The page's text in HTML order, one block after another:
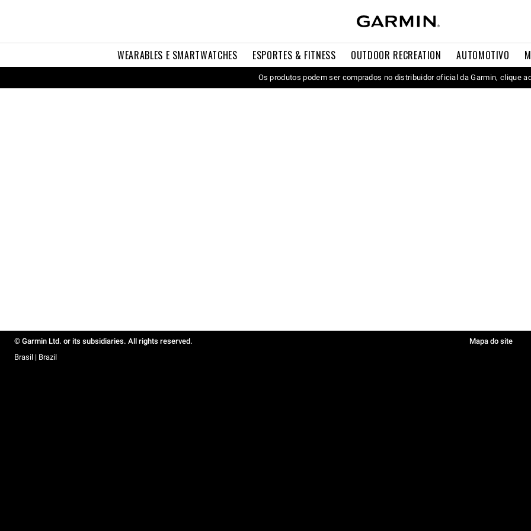
WEARABLES E SMARTWATCHES ESPORTES & FITNESS OUTDOOR RECREATION AUTOMOTIVO
Os produtos podem ser comprados no distribuidor oficial da Garmin, clique
© Garmin Ltd. or its subsidiaries. All rights reserved. Mapa do site
Brasil | Brazil